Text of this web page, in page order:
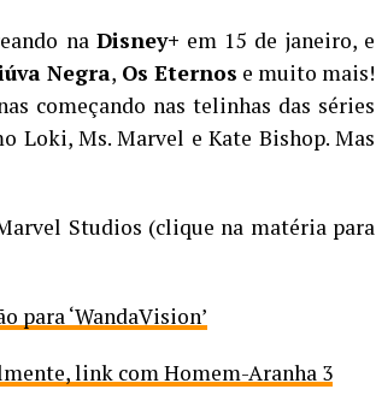
na Disney+ em 15 de janeiro, e
Negra, Os Eternos e muito mais!
começando nas telinhas das séries
Loki, Ms. Marvel e Kate Bishop. Mas
Studios (clique na matéria para
para ‘WandaVision’
link com Homem-Aranha 3